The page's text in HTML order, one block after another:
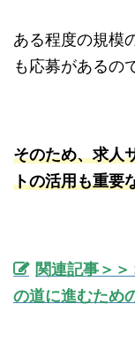
ある程度の規模
も応募があるの
そのため、求人
トの活用も重要
関連記事＞
の道に進むため